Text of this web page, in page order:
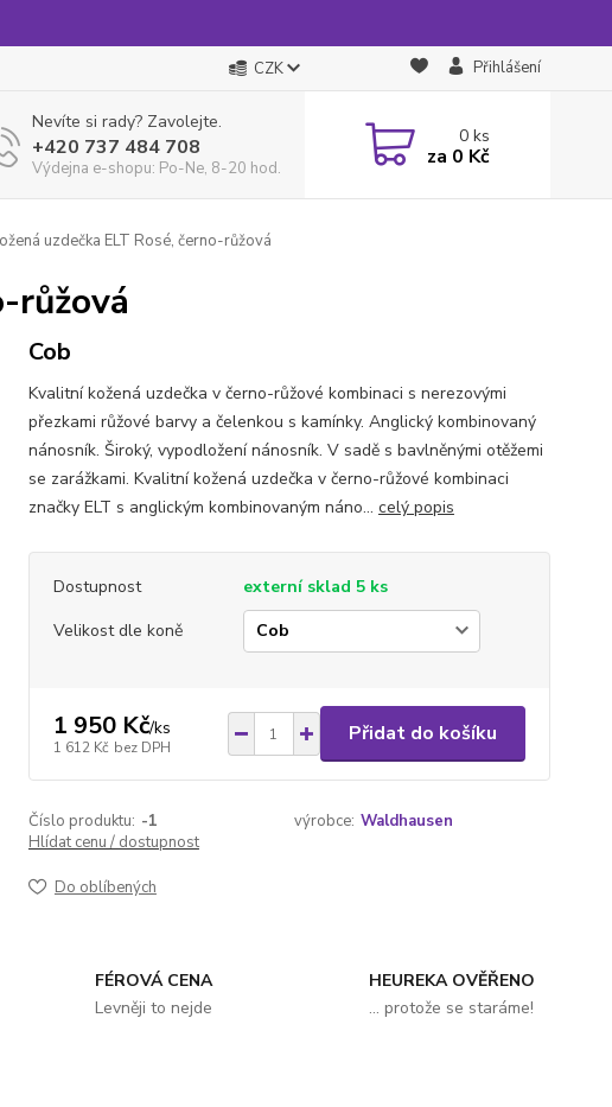
CZK Přihlášení
Nevíte si rady? Zavolejte.
+420 737 484 708
Výdejna e-shopu: Po-Ne, 8-20 hod.
0ks
za 0 Kč
uzdečka ELT Rosé, černo-růžová
růžová
Cob
Kvalitní kožená uzdečka v černo-růžové kombinaci s nerezovými
přezkami růžové barvy a čelenkou s kamínky. Anglický kombinovaný
nánosník. Široký, vypodložení nánosník. V sadě s bavlněnými otěžemi
se zarážkami. Kvalitní kožená uzdečka v černo-růžové kombinaci
značky ELT s anglickým kombinovaným náno... celý popis
Dostupnost
externí sklad 5 ks
Velikost dle koně
1 950 Kč/ks
1 612 Kč bez DPH
Přidat do košíku
Číslo produktu: -1 výrobce: Waldhausen
Hlídat cenu / dostupnost
Do oblíbených
FÉROVÁ CENA
Levněji to nejde
HEUREKA OVĚŘENO
... protože se staráme!